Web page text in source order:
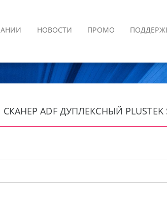
НОВОСТИ ПРОМО
ADF ДУПЛЕКСНЫЙ PLUSTEK